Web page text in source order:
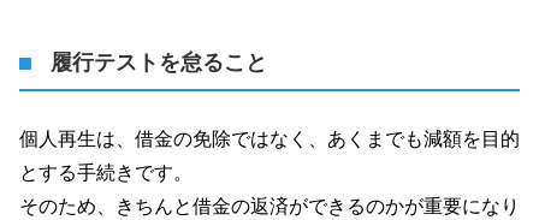
履行テストを怠ること
個人再生は、借金の免除ではなく、あくまでも減額を目的
とする手続きです。
そのため、きちんと借金の返済ができるのかが重要になり